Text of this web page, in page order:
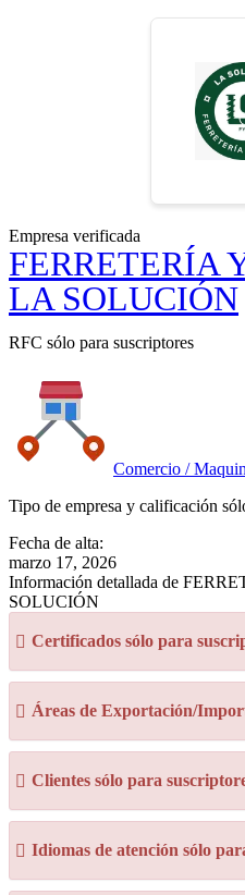
Empresa verificada
FERRETERÍA
LA SOLUCIÓN
RFC sólo para suscriptores
Comercio /
Tipo de empresa y calificación
Fecha de alta:
marzo 17, 2026
Información detallada de
SOLUCIÓN
Certificados sólo para
Áreas de Exportación/
Clientes sólo para
Idiomas de atención sólo